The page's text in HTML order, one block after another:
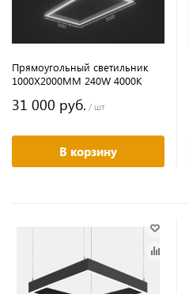
Прямоугольный светильник
1000Х2000MM 240W 4000K
31 000 руб. / шт
В корзину